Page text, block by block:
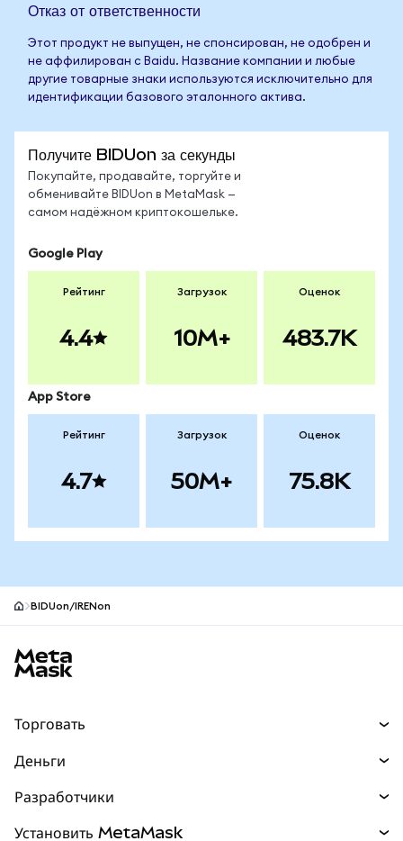
Отказ от ответственности
Этот продукт не выпущен, не спонсирован, не одобрен и
не аффилирован с Baidu. Название компании и любые
другие товарные знаки используются исключительно для
идентификации базового эталонного актива.
Получите BIDUon за секунды
Покупайте, продавайте, торгуйте и
обменивайте BIDUon в MetaMask —
самом надёжном криптокошельке.
Google Play
Рейтинг
4.4
Загрузок
10M+
Оценок
483.7K
App Store
Рейтинг
4.7
Загрузок
50M+
Оценок
75.8K
BIDUon/IRENon
Торговать
Прогнозы
Деньги
Разработчики
Установить MetaMask